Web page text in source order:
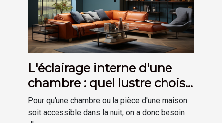
L'éclairage interne d'une
chambre : quel lustre choisir
?
Pour qu'une chambre ou la pièce d'une maison
soit accessible dans la nuit, on a donc besoin